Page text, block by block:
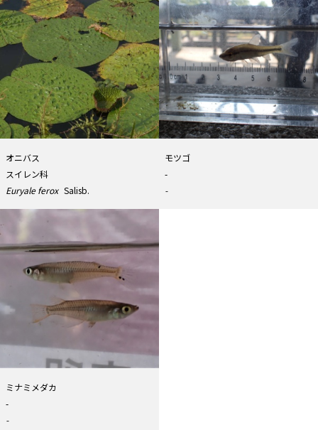
オニバス
スイレン科
Euryale ferox Salisb.
モツゴ
-
-
ミナミメダカ
-
-